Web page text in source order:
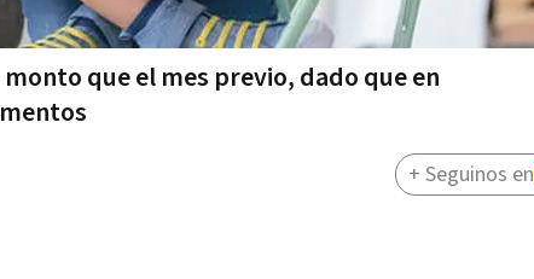
que el mes previo, dado que en
+ Seguinos en